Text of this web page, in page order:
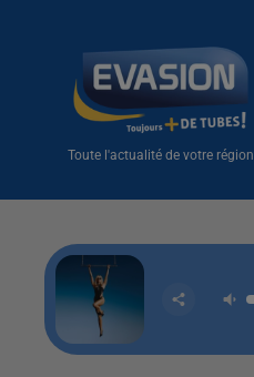
Toute l'actualité de votre région